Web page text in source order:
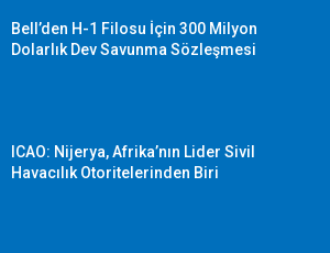
Bell’den H-1 Filosu İçin 300 Milyon
Dolarlık Dev Savunma Sözleşmesi
ICAO: Nijerya, Afrika’nın Lider Sivil
Havacılık Otoritelerinden Biri